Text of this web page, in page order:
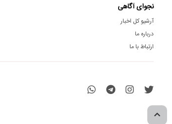
نجوای آگاهی
آرشیو کل اخبار
درباره ما
ارتباط با ما